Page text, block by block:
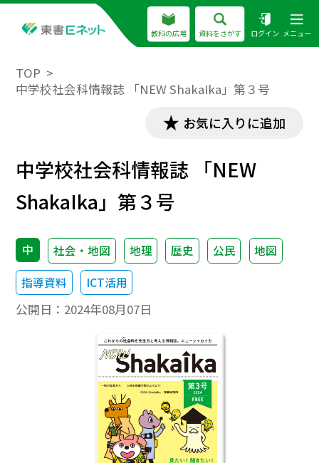
教科の広場 資料をさがす ログイン メニュー
TOP
中学校社会科情報誌 「NEW ShakaIka」第３号
お気に入りに追加
中学校社会科情報誌 「NEW
ShakaIka」第３号
中 社会・地図 地理 歴史 公民
地図
指導資料
ICT活用
公開日： 2024年08月07日